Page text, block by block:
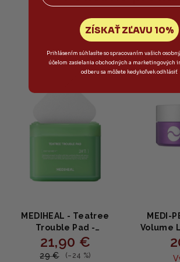
MEDIHEAL - Teatree
Trouble Pad -
Upokojujúce tonizačné
vankúšiky s tea tree pre
21,90 €
29 € (–24 %)
MEDI-
Volume
ZÍSKAŤ ZĽAVU 10%
Prihlásením súhlasíte so spracovaním vašich
účelom zasielania obchodných a marketingových
odberu sa môžete kedykoľvek odhlásiť